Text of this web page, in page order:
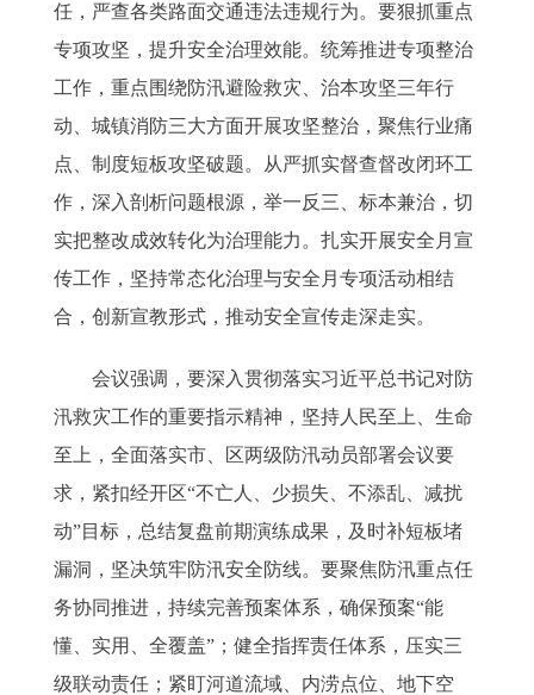
任，严查各类路面交通违法违规行为。要狠抓重点
专项攻坚，提升安全治理效能。统筹推进专项整治
工作，重点围绕防汛避险救灾、治本攻坚三年行
动、城镇消防三大方面开展攻坚整治，聚焦行业痛
点、制度短板攻坚破题。从严抓实督查督改闭环工
作，深入剖析问题根源，举一反三、标本兼治，切
实把整改成效转化为治理能力。扎实开展安全月宣
传工作，坚持常态化治理与安全月专项活动相结
合，创新宣教形式，推动安全宣传走深走实。
会议强调，要深入贯彻落实习近平总书记对防
汛救灾工作的重要指示精神，坚持人民至上、生命
至上，全面落实市、区两级防汛动员部署会议要
求，紧扣经开区“不亡人、少损失、不添乱、减扰
动”目标，总结复盘前期演练成果，及时补短板堵
漏洞，坚决筑牢防汛安全防线。要聚焦防汛重点任
务协同推进，持续完善预案体系，确保预案“能
懂、实用、全覆盖”；健全指挥责任体系，压实三
级联动责任；紧盯河道流域、内涝点位、地下空